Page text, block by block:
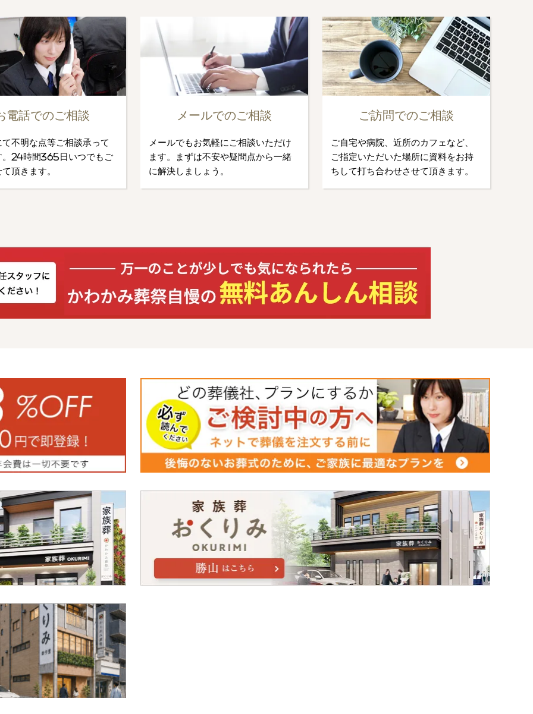
電話でのご相談
て不明な点等ご相談承って
。24時間365日いつでもご
頂きます。
メールでのご相談
メールでもお気軽にご相談いただけ
ます。まずは不安や疑問点から一緒
に解決しましょう。
ご訪問でのご相談
ご自宅や病院、近所のカフェなど、
ご指定いただいた場所に資料をお持
ちして打ち合わせさせて頂きます。